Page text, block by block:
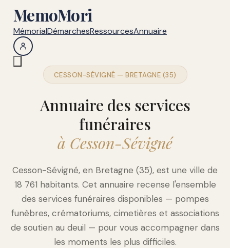
MemoMori
MémorialDémarchesRessourcesAnnuaire
CESSON-SÉVIGNÉ — BRETAGNE (35)
Annuaire des services
funéraires
à Cesson-Sévigné
Cesson-Sévigné, en Bretagne (35), est une ville de
18 761 habitants. Cet annuaire recense l'ensemble
des services funéraires disponibles — pompes
funèbres, crématoriums, cimetières et associations
de soutien au deuil — pour vous accompagner dans
les moments les plus difficiles.